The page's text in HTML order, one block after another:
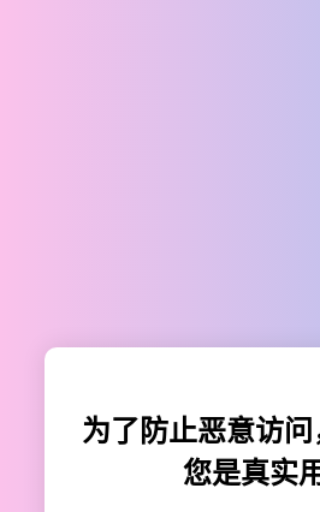
为了防止恶意访
您是真实